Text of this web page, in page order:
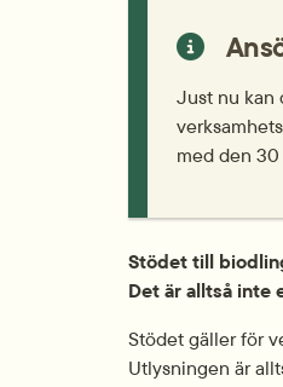
Just nu kan
med den 30
Stödet till
Det är alltså inte
Stödet gäller för
Utlysningen är